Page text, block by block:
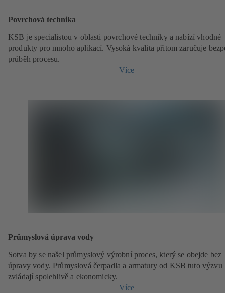
Povrchová technika
KSB je specialistou v oblasti povrchové techniky a nabízí vhodné
produkty pro mnoho aplikací. Vysoká kvalita přitom zaručuje
průběh procesu.
Více
Průmyslová úprava vody
Sotva by se našel průmyslový výrobní proces, který se obejde bez
úpravy vody. Průmyslová čerpadla a armatury od KSB tuto výzvu
zvládají spolehlivě a ekonomicky.
Více